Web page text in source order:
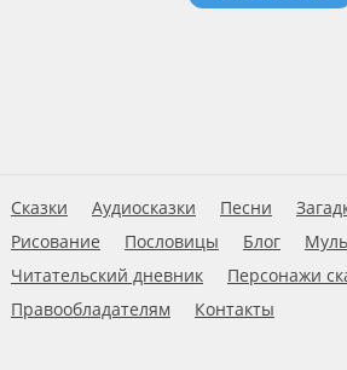
Сказки Аудиосказки Песни
Рисование
Пословицы Блог
Читательский дневник
Персонажи
Правообладателям
Контакты